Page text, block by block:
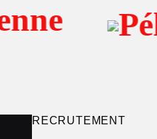
RECRUTEMENT